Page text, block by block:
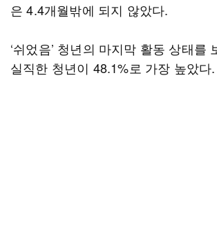
은 4.4개월밖에 되지 않았다.
‘쉬었음’ 청년의 마지막 활동 상태를
실직한 청년이 48.1%로 가장 높았다.